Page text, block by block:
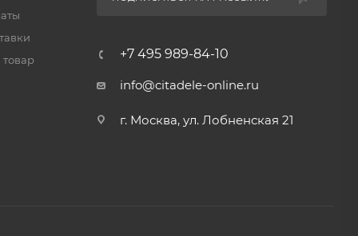
товар
+7 495 989-84-10
info@citadele-online.ru
г. Москва, ул. Лобненская 21